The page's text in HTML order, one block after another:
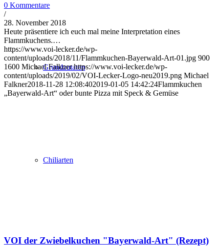
Grundzutaten
Chiliarten
0 Kommentare
/
28. November 2018
Heute präsentiere ich euch mal meine Interpretation eines
Flammkuchens.…
https://www.voi-lecker.de/wp-
content/uploads/2018/11/Flammkuchen-Bayerwald-Art-01.jpg 900
1600 Michael Falkner https://www.voi-lecker.de/wp-
content/uploads/2019/02/VOI-Lecker-Logo-neu2019.png Michael
Falkner2018-11-28 12:08:402019-01-05 14:42:24Flammkuchen
„Bayerwald-Art“ oder bunte Pizza mit Speck & Gemüse
VOI der Zwiebelkuchen "Bayerwald-Art" (Rezept)